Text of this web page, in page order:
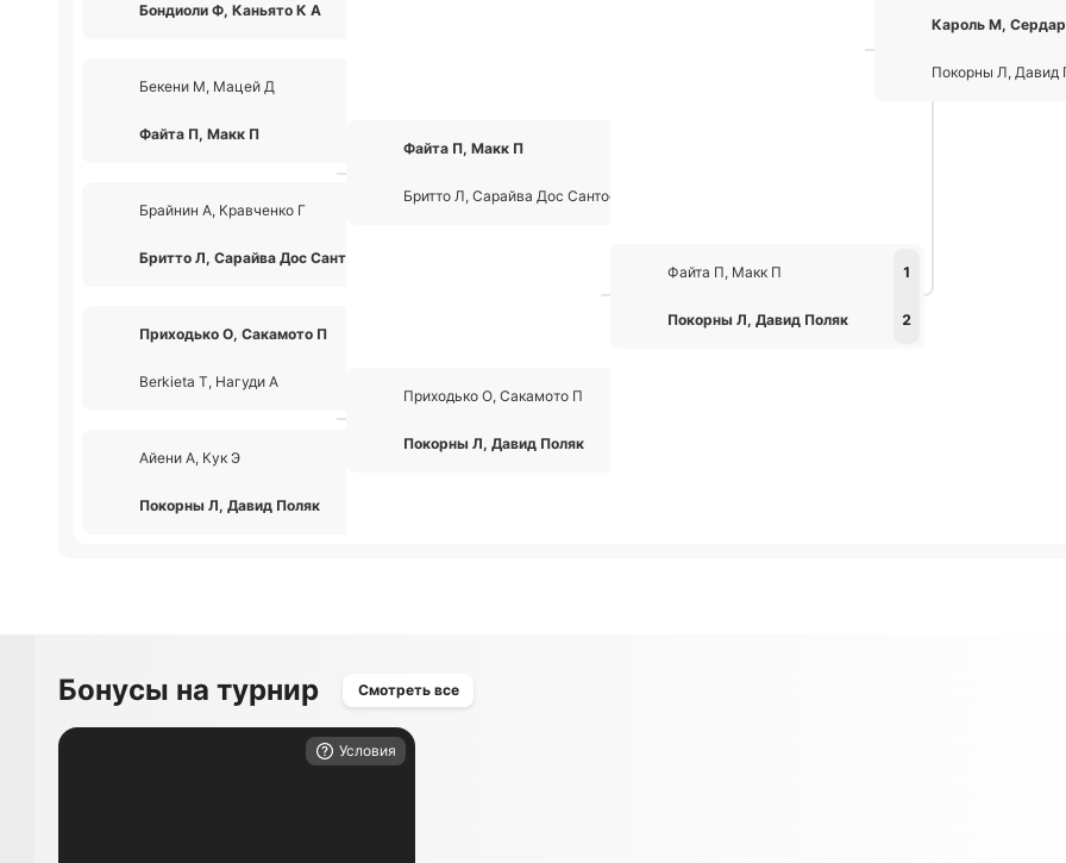
Бондиоли Ф, Каньято К А
Бекени М, Мацей Д
Файта П, Макк П
Брайнин А, Кравченко Г
Бритто Л, Сарайва Дос Сантос П
Приходько О, Сакамото П
Berkieta Т, Нагуди А
Айени А, Кук Э
Покорны Л, Давид Поляк
Файта П, Макк П
Бритто Л, Сарайва Дос Сантос П
Приходько О, Сакамото П
Покорны Л, Давид Поляк
Файта П, Макк П 1
Покорны Л, Давид Поляк 2
Кароль М,
Покорны Л, Давид
Бонусы на турнир Смотреть все
Условия